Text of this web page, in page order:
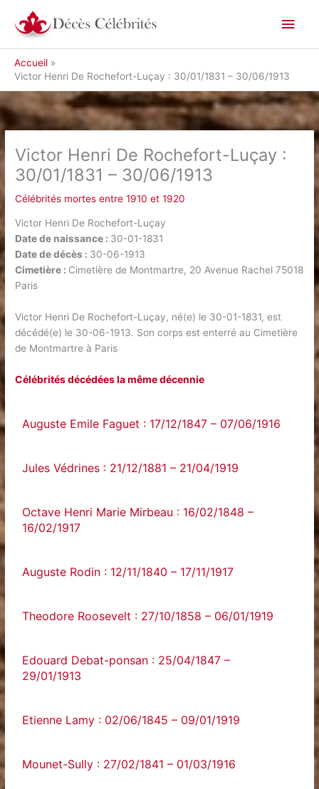
contenu
Accueil
Victor Henri De Rochefort-Luçay : 30/01/1831 – 30/06/1913
Victor Henri De Rochefort-Luçay :
30/01/1831 – 30/06/1913
Célébrités mortes entre 1910 et 1920
Victor Henri De Rochefort-Luçay
Date de naissance : 30-01-1831
Date de décès : 30-06-1913
Cimetière : Cimetière de Montmartre, 20 Avenue Rachel 75018
Paris
Victor Henri De Rochefort-Luçay, né(e) le 30-01-1831, est
décédé(e) le 30-06-1913. Son corps est enterré au Cimetière
de Montmartre à Paris
Célébrités décédées la même décennie
Auguste Emile Faguet : 17/12/1847 – 07/06/1916
Jules Védrines : 21/12/1881 – 21/04/1919
Octave Henri Marie Mirbeau : 16/02/1848 –
16/02/1917
Auguste Rodin : 12/11/1840 – 17/11/1917
Theodore Roosevelt : 27/10/1858 – 06/01/1919
Edouard Debat-ponsan : 25/04/1847 –
29/01/1913
Etienne Lamy : 02/06/1845 – 09/01/1919
Mounet-Sully : 27/02/1841 – 01/03/1916